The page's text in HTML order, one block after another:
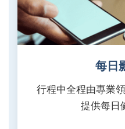
每日
行程中全程由專業
提供每日